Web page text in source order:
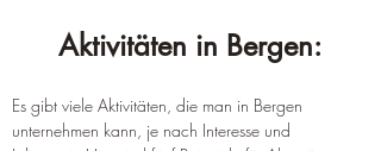
Aktivitäten in Bergen:
Es gibt viele Aktivitäten, die man in Bergen
unternehmen kann, je nach Interesse und